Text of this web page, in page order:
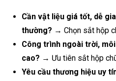
Cần vật liệu giá tốt, dễ
thường? → Chọn sắt hộp
Công trình ngoài trời,
cao? → Ưu tiên sắt hộp
Yêu cầu thương hiệu uy